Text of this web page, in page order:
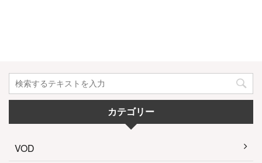
カテゴリー
VOD